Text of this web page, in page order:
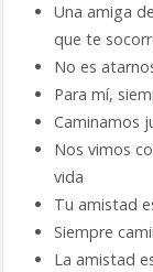
Una amiga
que te
No es
Para mí,
Caminamos
Nos vimos
vida
Tu amistad
Siempre
La amistad